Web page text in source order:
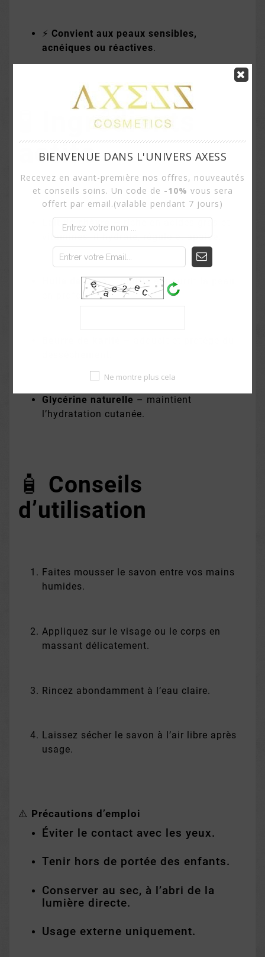
⚡ Convient aux peaux sensibles,
acnéiques ou réactives.
Ingrédients
actifs
Lait de chèvre
vitamines, il hydrate, régule et apaise.
Huile de coco– purifie et nourrit la peau
en profondeur.
Glycérine naturelle – maintient
l’hydratation cutanée.
🧴 Conseils
d’utilisation
Faites mousser le savon entre vos mains
humides.
Appliquez sur le visage ou le corps en
massant délicatement.
Rincez abondamment à l’eau claire.
Laissez sécher le savon à l’air libre après
usage.
⚠️ Précautions d’emploi
Éviter le contact avec les yeux.
Tenir hors de portée des enfants.
Conserver au sec, à l’abri de la
lumière directe.
Usage externe uniquement.
BIENVENUE DANS L'UNIVERS AXESS
Recevez en avant-première nos offres, nouveautés
et conseils soins. Un code de -10% vous sera
offert par email.(valable pendant 7 jours)
Ne montre plus cela